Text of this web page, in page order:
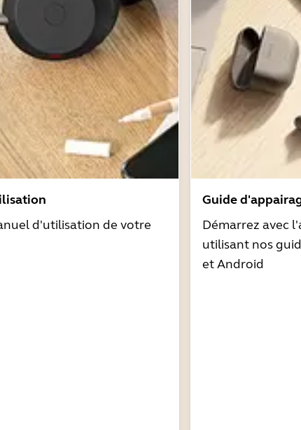
d'utilisation de votre
Guide
Démarrez avec
utilisant nos
et Android